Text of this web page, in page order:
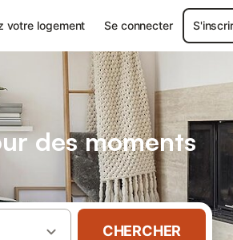
votre logement Se connecter
des moments
CHERCHER